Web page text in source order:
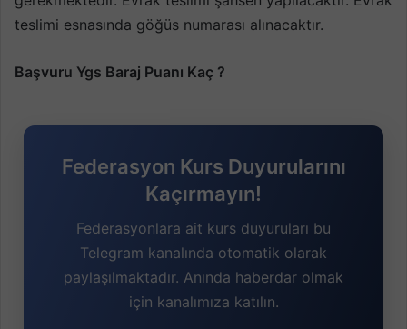
teslimi esnasında göğüs numarası alınacaktır.
Başvuru Ygs Baraj Puanı Kaç ?
Federasyon Kurs Duyurularını
Kaçırmayın!
Federasyonlara ait kurs duyuruları bu
Telegram kanalında otomatik olarak
paylaşılmaktadır. Anında haberdar olmak
için kanalımıza katılın.